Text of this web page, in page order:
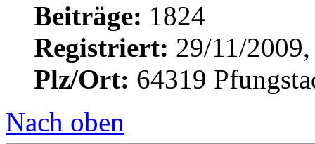
Beiträge: 1824
Registriert: 29/11/
Plz/Ort: 64319
Nach oben